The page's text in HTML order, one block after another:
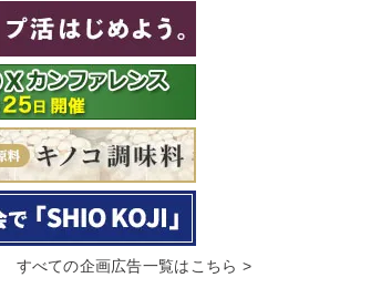
すべての企画広告一覧はこちら >